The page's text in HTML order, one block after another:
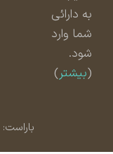
به دارائی
شما وارد
شود.
بیشتر)
باراست: